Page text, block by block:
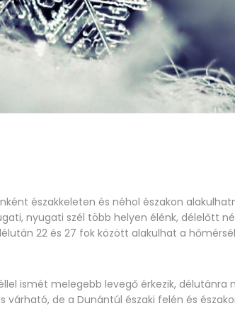
északkeleten és néhol északon
nyugati szél több helyen élénk, délelőtt
22 és 27 fok között alakulhat a
ismét melegebb levegő érkezik, délutánra
várható, de a Dunántúl északi felén és